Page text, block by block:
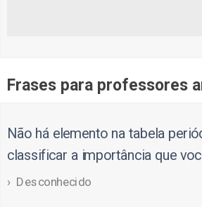
Frases para professores
Não há elemento na tabela
classificar a importância que
Desconhecido